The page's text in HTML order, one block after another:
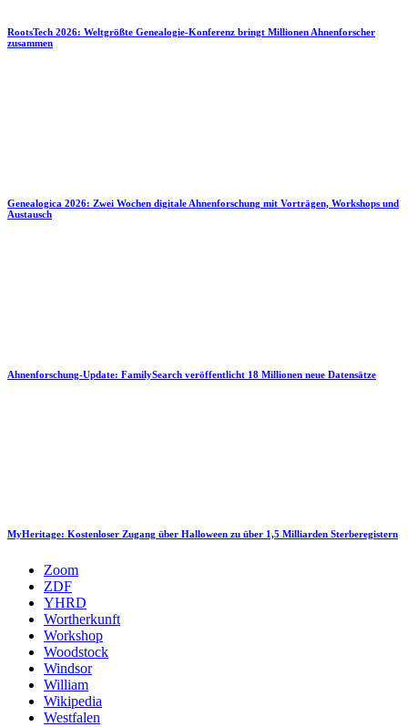
RootsTech 2026: Weltgrößte Genealogie-Konferenz bringt Millionen Ahnenforscher
zusammen
Genealogica 2026: Zwei Wochen digitale Ahnenforschung mit Vorträgen, Workshops und
Austausch
Ahnenforschung-Update: FamilySearch veröffentlicht 18 Millionen neue Datensätze
MyHeritage: Kostenloser Zugang über Halloween zu über 1,5 Milliarden Sterberegistern
Zoom
ZDF
YHRD
Wortherkunft
Workshop
Woodstock
Windsor
William
Wikipedia
Westfalen